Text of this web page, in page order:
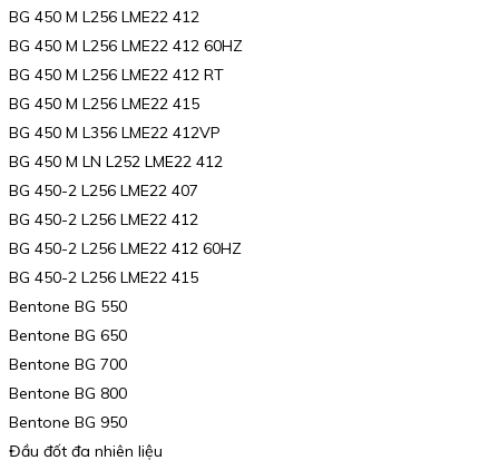
BG 450 M L256 LME22 412
BG 450 M L256 LME22 412 60HZ
BG 450 M L256 LME22 412 RT
BG 450 M L256 LME22 415
BG 450 M L356 LME22 412VP
BG 450 M LN L252 LME22 412
BG 450-2 L256 LME22 407
BG 450-2 L256 LME22 412
BG 450-2 L256 LME22 412 60HZ
BG 450-2 L256 LME22 415
Bentone BG 550
Bentone BG 650
Bentone BG 700
Bentone BG 800
Bentone BG 950
Đầu đốt đa nhiên liệu